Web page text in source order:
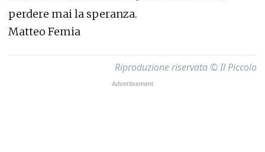
perdere mai la speranza.
Matteo Femia
Riproduzione riservata © Il Piccolo